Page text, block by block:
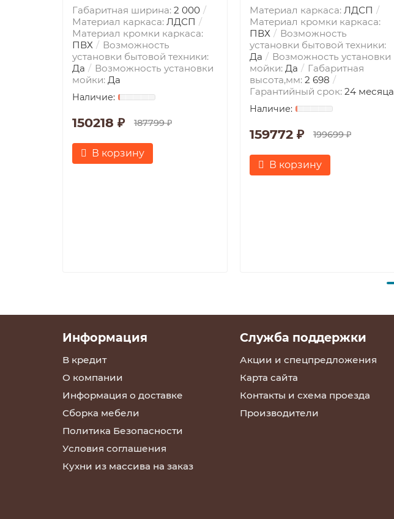
Габаритная ширина: 2 000
Материал каркаса: ЛДСП
Материал кромки каркаса:
ПВХ
Возможность
установки бытовой техники:
Да
Возможность установки
мойки: Да
150218 ₽ 187799 ₽
В корзину
Материал каркаса: ЛДСП
Материал кромки каркаса:
ПВХ
Возможность
установки бытовой техники:
Да
Возможность установки
мойки: Да
Габаритная
высота,мм: 2 698
Гарантийный срок: 24 месяца
159772 ₽ 199699 ₽
В корзину
Информация
В кредит
О компании
Информация о доставке
Сборка мебели
Политика Безопасности
Условия соглашения
Кухни из массива на заказ
Служба поддержки
Акции и спецпредложения
Карта сайта
Контакты и схема проезда
Производители